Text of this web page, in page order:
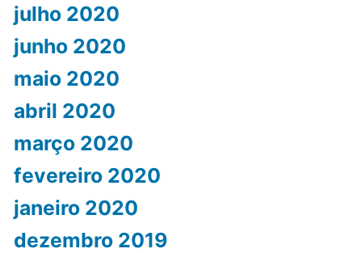
julho 2020
junho 2020
maio 2020
abril 2020
março 2020
fevereiro 2020
janeiro 2020
dezembro 2019